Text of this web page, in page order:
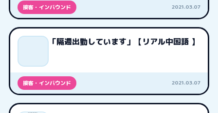
接客・インバウンド 2021.03.07
「隔週出勤しています」【リアル中国語 】
接客・インバウンド 2021.03.07